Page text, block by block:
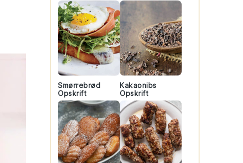
Smørrebrød
Opskrift
Kakaonibs
Opskrift